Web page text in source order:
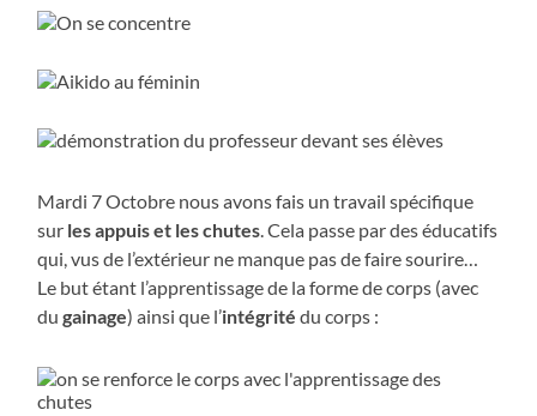
Mardi 7 Octobre nous avons fais un travail spécifique
sur les appuis et les chutes . Cela passe par des éducatifs
qui, vus de l’extérieur ne manque pas de faire sourire…
Le but étant l’apprentissage de la forme de corps (avec
dugainage) ainsi que l’intégrité du corps :